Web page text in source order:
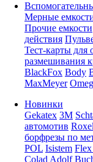
Мерные
Прочие емкости
действия
Тест-карты для
размешивания
BlackFox Body
MaxMeyer
Новинки
Gekatex 3M
автомотив
борфрезы по
POL Isistem Flex
Colad Adolf